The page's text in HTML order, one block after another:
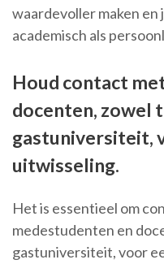
waardevoller maken
academisch als
Houd contact
docenten, zowel
gastuniversiteit,
uitwisseling.
Het is essentieel om
medestudenten en
gastuniversiteit, voor